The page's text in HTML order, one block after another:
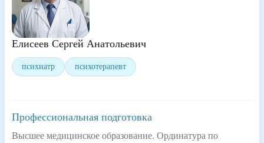
Елисеев Сергей Анатольевич
психиатр психотерапевт
Профессиональная подготовка
Высшее медицинское образование. Ординатура по